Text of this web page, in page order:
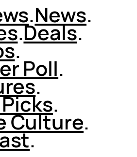
.News.
.Deals.
.
Poll.
.
.
Culture.
.